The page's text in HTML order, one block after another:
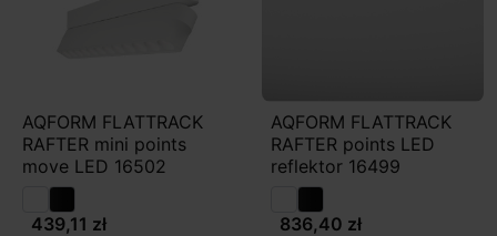
AQFORM FLATTRACK
RAFTER mini points
move LED 16502
439,11 zł
AQFORM FLATTRACK
RAFTER points LED
reflektor 16499
836,40 zł